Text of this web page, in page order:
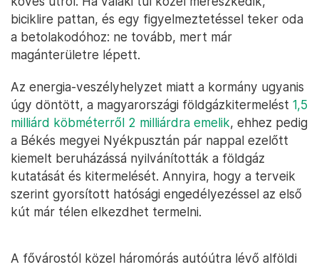
biciklire pattan, és egy figyelmeztetéssel teker oda
a betolakodóhoz: ne tovább, mert már
magánterületre lépett.
Az energia-veszélyhelyzet miatt a kormány ugyanis
úgy döntött, a magyarországi földgázkitermelést 1,5
milliárd köbméterről 2 milliárdra emelik, ehhez pedig
a Békés megyei Nyékpusztán pár nappal ezelőtt
kiemelt beruházássá nyilvánították a földgáz
kutatását és kitermelését. Annyira, hogy a terveik
szerint gyorsított hatósági engedélyezéssel az első
kút már télen elkezdhet termelni.
A fővárostól közel háromórás autóútra lévő alföldi